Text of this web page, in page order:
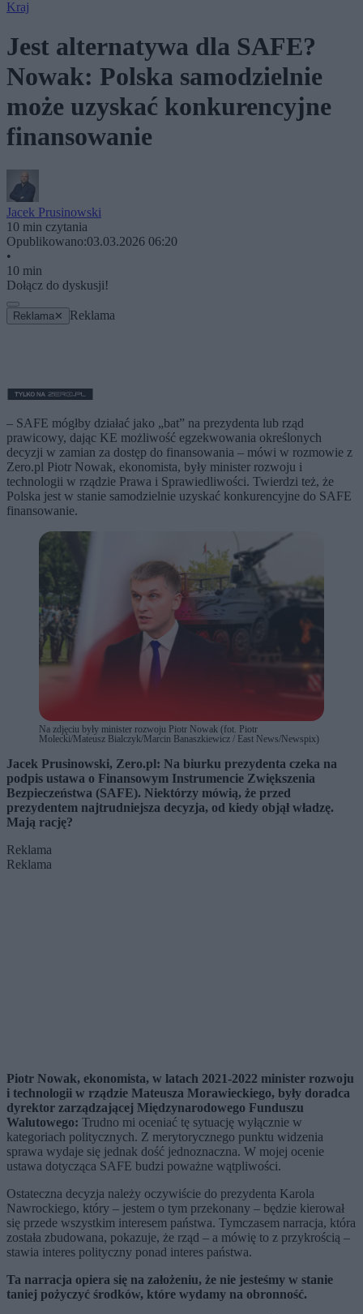
Kraj
Jest alternatywa dla SAFE?
Nowak: Polska samodzielnie
może uzyskać konkurencyjne
finansowanie
Jacek Prusinowski
10 min czytania
Opublikowano:03.03.2026 06:20
•
10 min
Dołącz do dyskusji!
Reklama ✕ Reklama
– SAFE mógłby działać jako „bat” na prezydenta lub rząd
prawicowy, dając KE możliwość egzekwowania określonych
decyzji w zamian za dostęp do finansowania – mówi w rozmowie z
Zero.pl Piotr Nowak, ekonomista, były minister rozwoju i
technologii w rządzie Prawa i Sprawiedliwości. Twierdzi też, że
Polska jest w stanie samodzielnie uzyskać konkurencyjne do SAFE
finansowanie.
Na zdjęciu były minister rozwoju Piotr Nowak (fot. Piotr
Molecki/Mateusz Bialczyk/Marcin Banaszkiewicz / East News/Newspix)
Jacek Prusinowski, Zero.pl: Na biurku prezydenta czeka na
podpis ustawa o Finansowym Instrumencie Zwiększenia
Bezpieczeństwa (SAFE). Niektórzy mówią, że przed
prezydentem najtrudniejsza decyzja, od kiedy objął władzę.
Mają rację?
Reklama
Reklama
Piotr Nowak, ekonomista, w latach 2021-2022 minister rozwoju
i technologii w rządzie Mateusza Morawieckiego, były doradca
dyrektor zarządzającej Międzynarodowego Funduszu
Walutowego: Trudno mi oceniać tę sytuację wyłącznie w
kategoriach politycznych. Z merytorycznego punktu widzenia
sprawa wydaje się jednak dość jednoznaczna. W mojej ocenie
ustawa dotycząca SAFE budzi poważne wątpliwości.
Ostateczna decyzja należy oczywiście do prezydenta Karola
Nawrockiego, który – jestem o tym przekonany – będzie kierował
się przede wszystkim interesem państwa. Tymczasem narracja, która
została zbudowana, pokazuje, że rząd – a mówię to z przykrością –
stawia interes polityczny ponad interes państwa.
Ta narracja opiera się na założeniu, że nie jesteśmy w stanie
taniej pożyczyć środków, które wydamy na obronność.